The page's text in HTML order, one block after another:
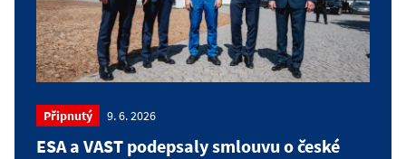
Připnutý 9. 6. 2026
ESA a VAST podepsaly smlouvu o české